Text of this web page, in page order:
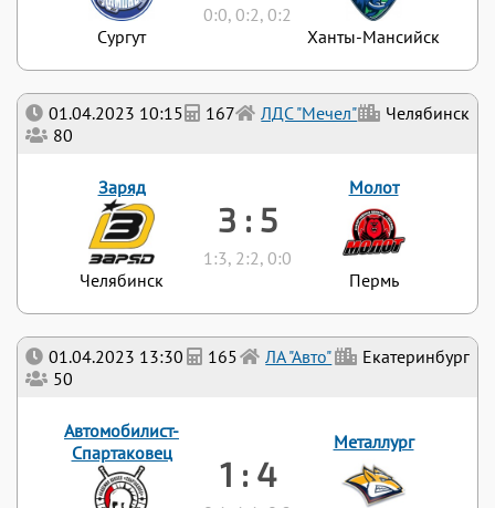
01.04.2023 13:30 165 ЛА "Авто"
Екатеринбург
50
Автомобилист-
Спартаковец
1 : 4
Металлург
01.04.2023 10:15 167 ЛДС "Мечел"
Челябинск
80
Заряд
Челябинск
3 : 5
1:3, 2:2, 0:0
Молот
Пермь
Сургут
0:0, 0:2, 0:2
Ханты-Мансийск